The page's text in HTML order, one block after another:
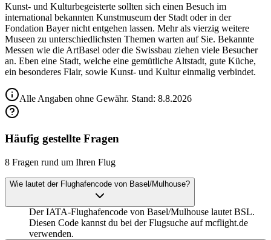
Kunst- und Kulturbegeisterte sollten sich einen Besuch im
international bekannten Kunstmuseum der Stadt oder in der
Fondation Bayer nicht entgehen lassen. Mehr als vierzig weitere
Museen zu unterschiedlichsten Themen warten auf Sie. Bekannte
Messen wie die ArtBasel oder die Swissbau ziehen viele Besucher
an. Eben eine Stadt, welche eine gemütliche Altstadt, gute Küche,
ein besonderes Flair, sowie Kunst- und Kultur einmalig verbindet.
Alle Angaben ohne Gewähr. Stand: 8.8.2026
Häufig gestellte Fragen
8 Fragen rund um Ihren Flug
Wie lautet der Flughafencode von Basel/Mulhouse?
Der IATA-Flughafencode von Basel/Mulhouse lautet BSL.
Diesen Code kannst du bei der Flugsuche auf mcflight.de
verwenden.